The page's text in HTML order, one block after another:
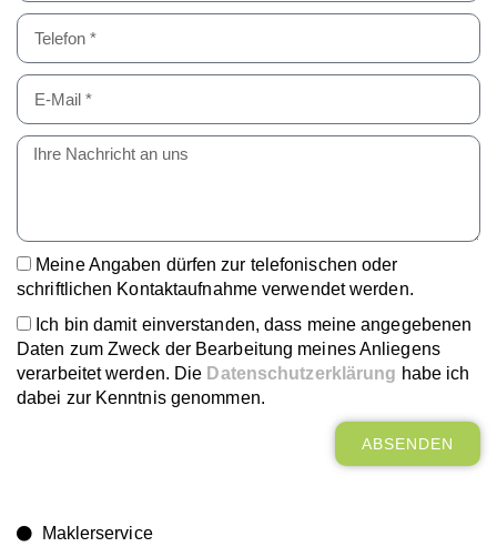
Meine Angaben dürfen zur telefonischen oder
schriftlichen Kontaktaufnahme verwendet werden.
Ich bin damit einverstanden, dass meine angegebenen
Daten zum Zweck der Bearbeitung meines Anliegens
verarbeitet werden. Die Datenschutzerklärung habe ich
dabei zur Kenntnis genommen.
ABSENDEN
Maklerservice